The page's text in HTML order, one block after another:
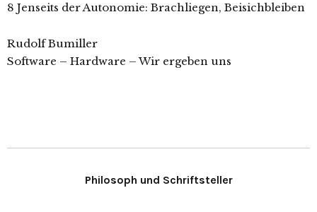
8 Jenseits der Autonomie: Brachliegen, Beisichbleiben
Rudolf Bumiller
Software – Hardware – Wir ergeben uns
Philosoph und Schriftsteller